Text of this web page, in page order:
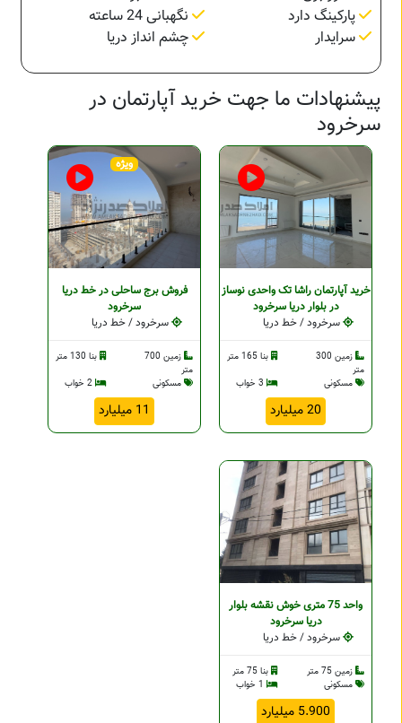
پارکینگ دارد
نگهبانی 24 ساعته
سرایدار
چشم انداز دریا
پیشنهادات ما جهت خرید آپارتمان در
سرخرود
خرید آپارتمان راشا تک واحدی نوساز
در بلوار دریا سرخرود
سرخرود / خط دریا
زمین 300
متر
بنا 165 متر
مسکونی
20 میلیارد
ویژه
فروش برج ساحلی در خط دریا
سرخرود
سرخرود / خط دریا
زمین 700
متر
بنا 130 متر
مسکونی
2 خواب
11 میلیارد
واحد 75 متری خوش نقشه بلوار
دریا سرخرود
سرخرود / خط دریا
زمین 75 متر
بنا 75 متر
مسکونی
5.900 میلیارد